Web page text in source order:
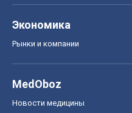
Экономика
Рынки и компании
MedOboz
Новости медицины